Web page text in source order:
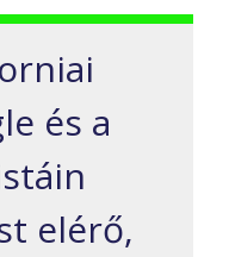
és a
elérő,